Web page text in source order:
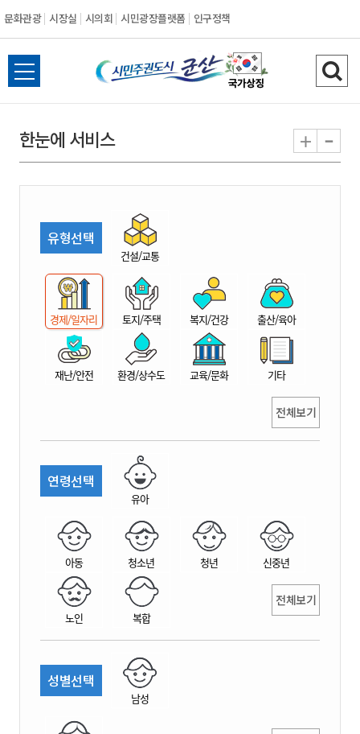
문화관광 시장실 시의회 시민광장플랫폼 인구정책
시
민
권
시
산
전
체
뉴
열
검
색
기
한눈에 서비스 + -
유형선택
건설/교통
경제/일자리 토지/주택 복지/건강 출산/육아
재난/안전 환경/상수도 교육/문화 기타
전체보기
연령선택
유아
아동 청소년 청년 신중년
노인 복합
전체보기
성별선택
남성